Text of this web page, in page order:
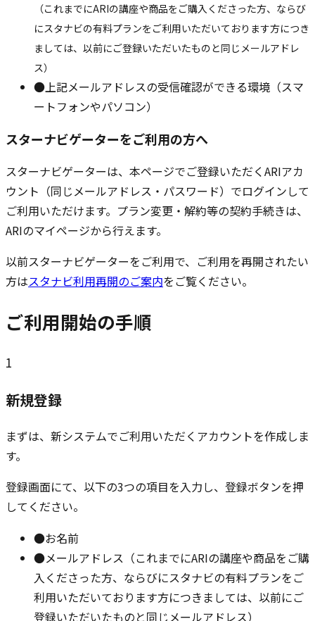
（これまでにARIの講座や商品をご購入くださった方、ならび
にスタナビの有料プランをご利用いただいております方につき
ましては、以前にご登録いただいたものと同じメールアドレ
ス）
●上記メールアドレスの受信確認ができる環境（スマ
ートフォンやパソコン）
スターナビゲーターをご利用の方へ
スターナビゲーターは、本ページでご登録いただくARIアカ
ウント（同じメールアドレス・パスワード）でログインして
ご利用いただけます。プラン変更・解約等の契約手続きは、
ARIのマイページから行えます。
以前スターナビゲーターをご利用で、ご利用を再開されたい
方はスタナビ利用再開のご案内をご覧ください。
ご利用開始の手順
1
新規登録
まずは、新システムでご利用いただくアカウントを作成しま
す。
登録画面にて、以下の3つの項目を入力し、登録ボタンを押
してください。
●お名前
●メールアドレス（これまでにARIの講座や商品をご購
入くださった方、ならびにスタナビの有料プランをご
利用いただいております方につきましては、以前にご
登録いただいたものと同じメールアドレス）